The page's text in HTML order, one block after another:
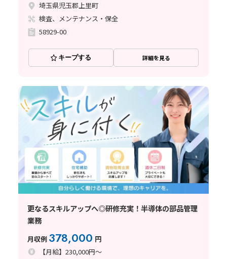
埼玉県児玉郡上里町
検査、メンテナンス・保全
58929-00
キープする 詳細を見る
更なるスキルアップへ◎研修充実！半導体の部品管理
業務
月収例 378,000 円
【月給】230,000円～